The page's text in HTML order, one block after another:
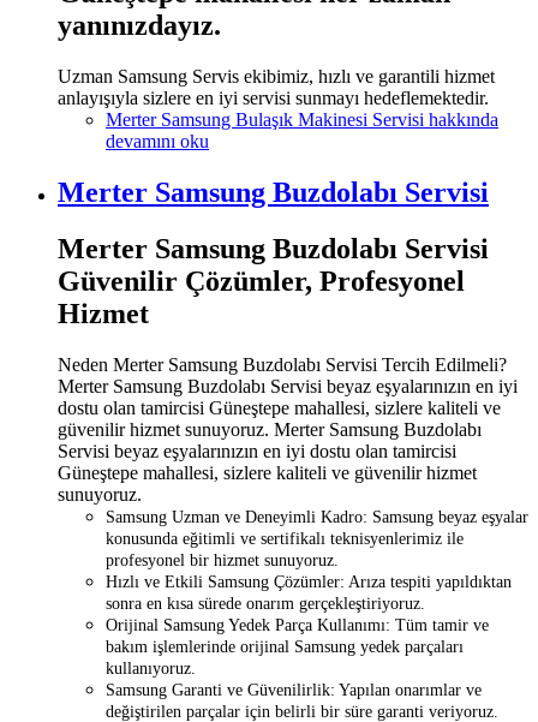
yanınızdayız.
Uzman Samsung Servis ekibimiz, hızlı ve garantili hizmet
anlayışıyla sizlere en iyi servisi sunmayı hedeflemektedir.
Merter Samsung Bulaşık Makinesi Servisi hakkında
devamını oku
Merter Samsung Buzdolabı Servisi
Merter Samsung Buzdolabı Servisi
Güvenilir Çözümler, Profesyonel
Hizmet
Neden Merter Samsung Buzdolabı Servisi Tercih Edilmeli?
Merter Samsung Buzdolabı Servisi beyaz eşyalarınızın en iyi
dostu olan tamircisi Güneştepe mahallesi, sizlere kaliteli ve
güvenilir hizmet sunuyoruz. Merter Samsung Buzdolabı
Servisi beyaz eşyalarınızın en iyi dostu olan tamircisi
Güneştepe mahallesi, sizlere kaliteli ve güvenilir hizmet
sunuyoruz.
Samsung Uzman ve Deneyimli Kadro: Samsung beyaz eşyalar
konusunda eğitimli ve sertifikalı teknisyenlerimiz ile
profesyonel bir hizmet sunuyoruz.
Hızlı ve Etkili Samsung Çözümler: Arıza tespiti yapıldıktan
sonra en kısa sürede onarım gerçekleştiriyoruz.
Orijinal Samsung Yedek Parça Kullanımı: Tüm tamir ve
bakım işlemlerinde orijinal Samsung yedek parçaları
kullanıyoruz.
Samsung Garanti ve Güvenilirlik: Yapılan onarımlar ve
değiştirilen parçalar için belirli bir süre garanti veriyoruz.